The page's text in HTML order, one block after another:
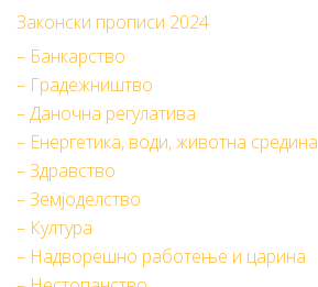
Законски прописи 2024
– Банкарство
– Градежништво
– Даночна регулатива
– Енергетика, води, животна средина
– Здравство
– Земјоделство
– Култура
– Надворешно работење и царина